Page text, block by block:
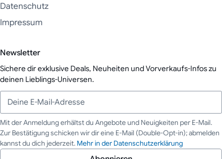
Datenschutz
Impressum
Newsletter
Sichere dir exklusive Deals, Neuheiten und Vorverkaufs-Infos zu
deinen Lieblings-Universen.
Deine E-Mail-Adresse
Mit der Anmeldung erhältst du Angebote und Neuigkeiten per E-Mail.
Zur Bestätigung schicken wir dir eine E-Mail (Double-Opt-in); abmelden
kannst du dich jederzeit. Mehr in der Datenschutzerklärung